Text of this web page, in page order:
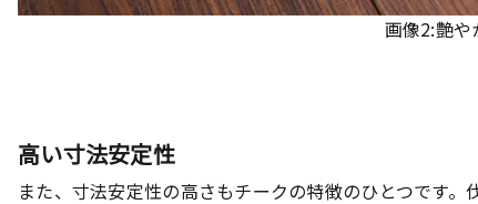
画像2:艶や
高い寸法安定性
また、寸法安定性の高さもチークの特徴のひとつです